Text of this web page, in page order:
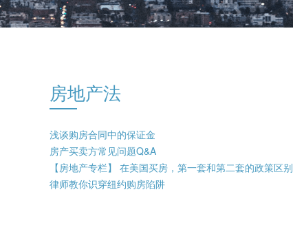
房地产法
浅谈购房合同中的保证金
房产买卖方常见问题Q&A
【房地产专栏】 在美国买房，第一套和第二套的政策区别
律师教你识穿纽约购房陷阱